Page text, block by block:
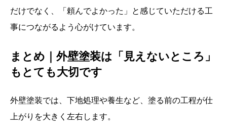
だけでなく、「頼んでよかった」と感じていただける工
事につながるよう心がけています。
まとめ｜外壁塗装は「見えないところ」
もとても大切です
外壁塗装では、下地処理や養生など、塗る前の工程が仕
上がりを大きく左右します。